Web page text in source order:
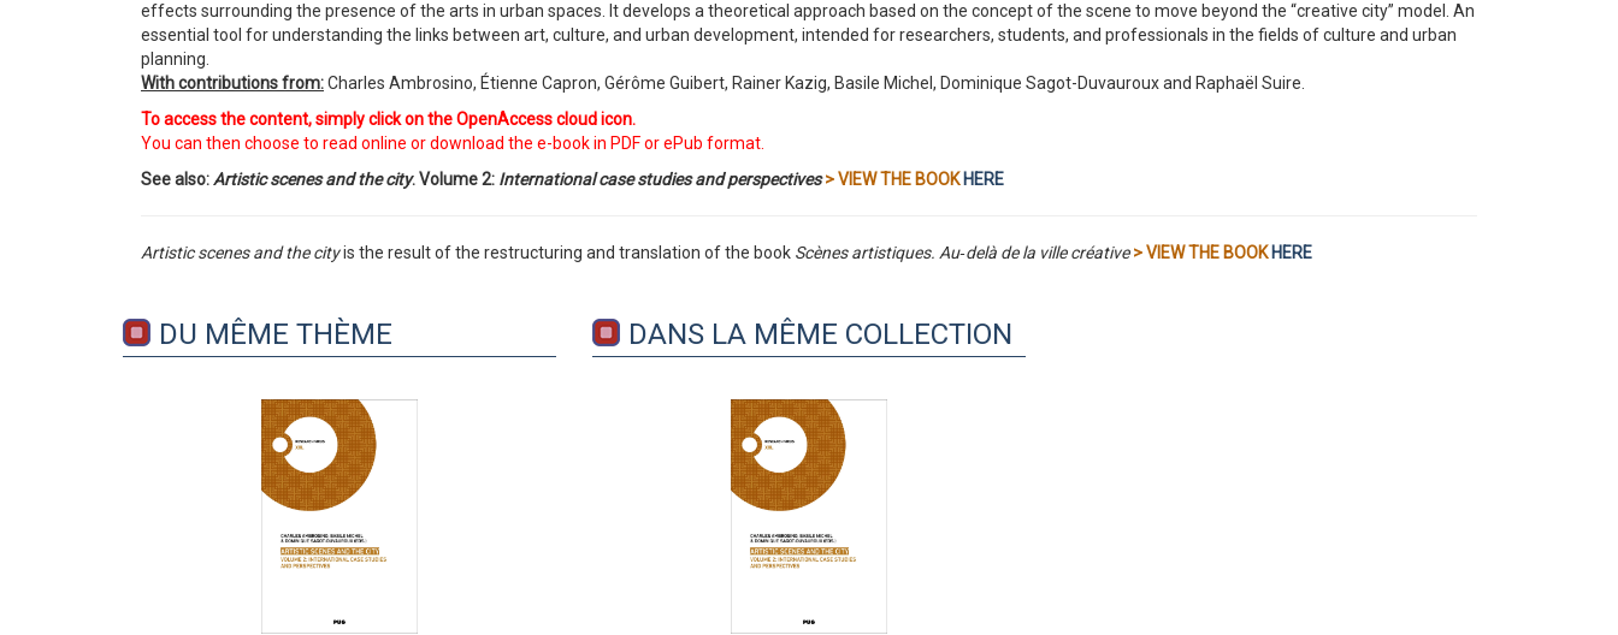
effects surrounding the presence of the arts in urban spaces. It develops a theoretical approach based on the concept of the scene to move beyond the “creative city” model. An
essential tool for understanding the links between art, culture, and urban development, intended for researchers, students, and professionals in the fields of culture and urban
planning.
With contributions from:Charles Ambrosino, Étienne Capron, Gérôme Guibert, Rainer Kazig, Basile Michel, Dominique Sagot-Duvauroux and Raphaël Suire.
To access the content, simply click on the OpenAccess cloud icon.
You can then choose to read online or download the e-book in PDF or ePub format.
See also:Artistic scenes and the city. Volume 2: International case studies and perspectives > VIEW THE BOOK HERE
Artistic scenes and the cityis the result of the restructuring and translation of the book Scènes artistiques. Au‑delà de la ville créative > VIEW THE BOOK HERE
DU MÊME THÈME DANS LA MÊME COLLECTION